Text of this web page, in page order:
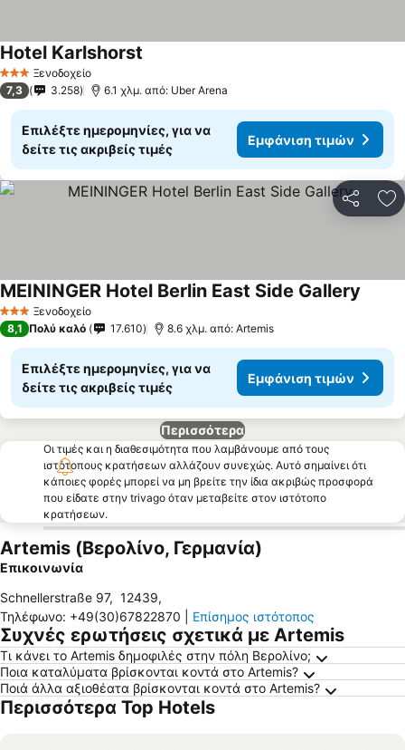
3 ΑστέριαΞενοδοχείο
Hotel Karlshorst
7,3 3.258 6.1 χλμ. από: Uber Arena
Επιλέξτε ημερομηνίες, για να
δείτε τις ακριβείς τιμές
Εμφάνιση τιμών
3 ΑστέριαΞενοδοχείο
MEININGER Hotel Berlin East Side Gallery
8,1 Πολύ καλό 17.610 8.6 χλμ. από: Artemis
Επιλέξτε ημερομηνίες, για να
δείτε τις ακριβείς τιμές
Εμφάνιση τιμών
Περισσότερα
Οι τιμές και η διαθεσιμότητα που λαμβάνουμε από τους
ιστότοπους κρατήσεων αλλάζουν συνεχώς. Αυτό σημαίνει ότι
κάποιες φορές μπορεί να μη βρείτε την ίδια ακριβώς προσφορά
που είδατε στην trivago όταν μεταβείτε στον ιστότοπο
κρατήσεων.
Artemis (Βερολίνο, Γερμανία)
Επικοινωνία
Schnellerstraße 97, 12439,
Τηλέφωνο: +49(30)67822870 Επίσημος ιστότοπος
Συχνές ερωτήσεις σχετικά με Artemis
Τι κάνει το Artemis δημοφιλές στην πόλη Βερολίνο;
Ποια καταλύματα βρίσκονται κοντά στο Artemis?
Ποιά άλλα αξιοθέατα βρίσκονται κοντά στο Artemis?
Περισσότερα Top Hotels